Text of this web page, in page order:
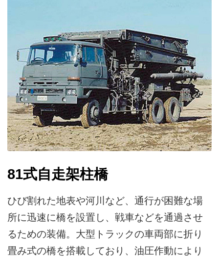
81式自走架柱橋
ひび割れた地表や河川など、通行が困難な場
所に迅速に橋を設置し、戦車などを通過させ
るための装備。大型トラックの車両部に折り
畳み式の橋を搭載しており、油圧作動により